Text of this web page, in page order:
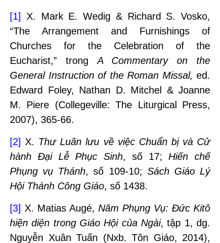
[1] X. Mark E. Wedig & Richard S. Vosko,
“The Arrangement and Furnishings of
Churches for the Celebration of the
Eucharist,” trongA Commentary on the
General Instruction of the Roman Missal, ed.
Edward Foley, Nathan D. Mitchel & Joanne
M. Piere (Collegeville: The Liturgical Press,
2007), 365-66.
[2] X. Thư Luân lưu về việc Chuẩn bị và Cử
hành Đại Lễ Phục Sinh, số 17;Hiến chế
Phụng vụ Thánh, số 109-10; Sách Giáo Lý
Hội Thánh Công Giáo, số 1438.
[3] X. Matias Augé, Năm Phụng Vụ: Đức Kitô
hiện diện trong Giáo Hội của Ngài, tập 1, dg.
Nguyễn Xuân Tuấn (Nxb. Tôn Giáo, 2014),